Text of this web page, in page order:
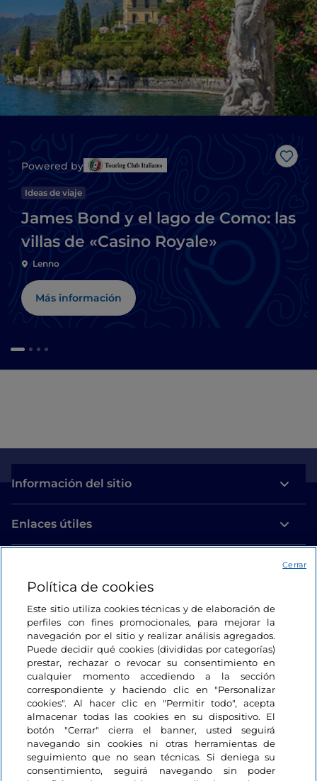
Me
Powered by
Ideas de viaje
James Bond y el lago de Como: las
villas de «Casino Royale»
Lenno
Más información
Información del sitio
Enlaces útiles
Estamos en contacto
Política de cookies
Este sitio utiliza cookies técnicas y de elaboración de
perfiles con fines promocionales, para mejorar la
navegación por el sitio y realizar análisis agregados.
Puede decidir qué cookies (divididas por categorías)
prestar, rechazar o revocar su consentimiento en
cualquier momento accediendo a la sección
correspondiente y haciendo clic en "Personalizar
cookies". Al hacer clic en "Permitir todo", acepta
almacenar todas las cookies en su dispositivo. El
botón "Cerrar" cierra el banner, usted seguirá
navegando sin cookies ni otras herramientas de
seguimiento que no sean técnicas. Si deniega su
consentimiento, seguirá navegando sin poder
Cerrar